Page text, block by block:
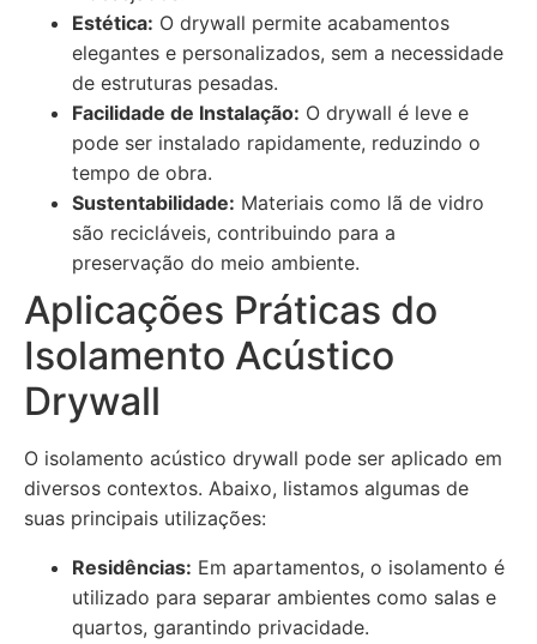
Estética: O drywall permite acabamentos
elegantes e personalizados, sem a necessidade
de estruturas pesadas.
Facilidade de Instalação: O drywall é leve e
pode ser instalado rapidamente, reduzindo o
tempo de obra.
Sustentabilidade: Materiais como lã de vidro
são recicláveis, contribuindo para a
preservação do meio ambiente.
Aplicações Práticas do
Isolamento Acústico
Drywall
O isolamento acústico drywall pode ser aplicado em
diversos contextos. Abaixo, listamos algumas de
suas principais utilizações:
Residências: Em apartamentos, o isolamento é
utilizado para separar ambientes como salas e
quartos, garantindo privacidade.